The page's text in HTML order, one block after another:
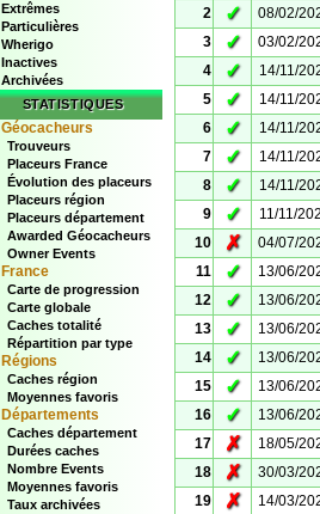
Extrêmes
Particulières
Wherigo
Inactives
Archivées
STATISTIQUES
Géocacheurs
Trouveurs
Placeurs France
Évolution des placeurs
Placeurs région
Placeurs département
Awarded Géocacheurs
Owner Events
France
Carte de progression
Carte globale
Caches totalité
Répartition par type
Régions
Caches région
Moyennes favoris
Départements
Caches département
Durées caches
Nombre Events
Moyennes favoris
Taux archivées
2
✓ 08/02/
3
✓ 03/02/
4
✓ 14/11/
5
✓ 14/11/
6
✓ 14/11/
7
✓ 14/11/
8
✓ 14/11/
9
✓ 11/11/
10
✗ 04/07/
11
✓ 13/06/
12
✓ 13/06/
13
✓ 13/06/
14
✓ 13/06/
15
✓ 13/06/
16
✓ 13/06/
17
✗ 18/05/
18
✗ 30/03/
19
✗ 14/03/